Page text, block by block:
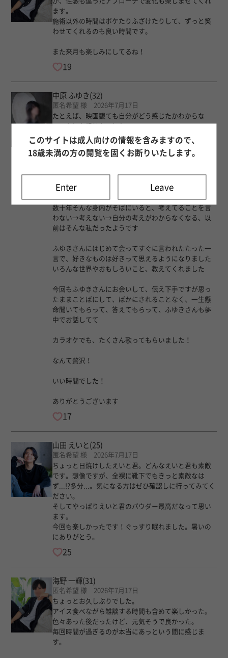
ます。
施術以外の時間はボケたりふざけたりして、ずっと笑
わせてくれるのも良い時間です。
また来月も楽しみにしてるね！
19
中原 ふゆき (32)
匿名希望 様 2026年7月17日
たとえば、映画観ても自分がどう感じたかわからな
い、なにも感じないとか
ずいぶん前、一度、映画を一緒に観た身内が、私の感
想でキレたことがあったからか
これは私がほんとに食べたいものではなく、相手の食
べたいものを言わないと不機嫌になるから
数十年そんな身内がそばにいると、考えてることを言
わない→考えない→自分の考えがわからなくなる、以
前はそんな私だったようです
ふゆきさんにはじめて会ってすぐに言われたたった一
言で、好きなものは好きって思えるようになりました
いろんな世界やおもしろいこと、教えてくれました
今回もふゆきさんにお会いして、伝え下手ですが思っ
たままことばにして、ばかにされることなく、一生懸
命聞いてもらって、答えてもらって、ふゆきさんも夢
中でお話してて
カラオケでも、たくさん歌ってもらいました！
なんて贅沢！
いい時間でした！
ありがとうございます
17
山田 えいと (25)
匿名希望 様 2026年7月17日
ちょっと日焼けしたえいと君。どんなえいと君も素敵
です。想像ですが、全裸に靴下でもきっと素敵なは
ず...!?多分...。気になる方はぜひ確認しに行ってみてく
ださい。
そしてやっぱりえいと君のパウダー最高だなって思い
ます。
今回も楽しかったです！ぐっすり眠れました。暑いの
にありがとう。
25
海野 一輝(31)
匿名希望 様 2026年7月17日
ちょっとお久しぶりでした。
アイス食べながら雑談する時間も含めて楽しかった。
色々あった後だったけど、元気そうで良かった。
毎回時間が過ぎるのが本当にあっという間に感じま
す。
このサイトは成人向けの情報を含みますので、
18歳未満の方の閲覧を固くお断りいたします。
Enter Leave